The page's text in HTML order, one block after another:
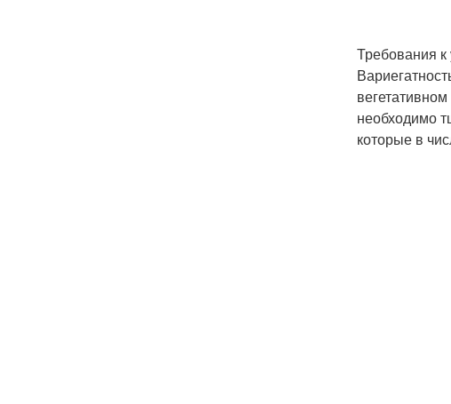
Требования
необходимо
которые в